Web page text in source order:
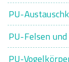
PU-
PU-Felsen
PU-